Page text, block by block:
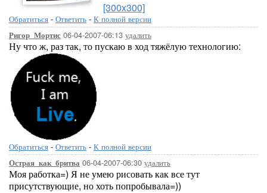
[300x300]
Обратиться - Ответить - К полной версии
Ригор_Мортис 06-04-2007-06:13 удалить
Ну что ж, раз так, то пускаю в ход тяжёлую технологию:
Обратиться - Ответить - К полной версии
Острая_как_бритва 06-04-2007-06:30 удалить
Моя работка=) Я не умею рисовать как все тут
присутствующие, но хоть попробывала=))